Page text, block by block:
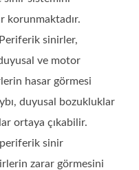
korunmaktadır.
sinirler,
ve motor
hasar görmesi
duyusal bozukluklar
ortaya çıkabilir.
sinir
zarar görmesini